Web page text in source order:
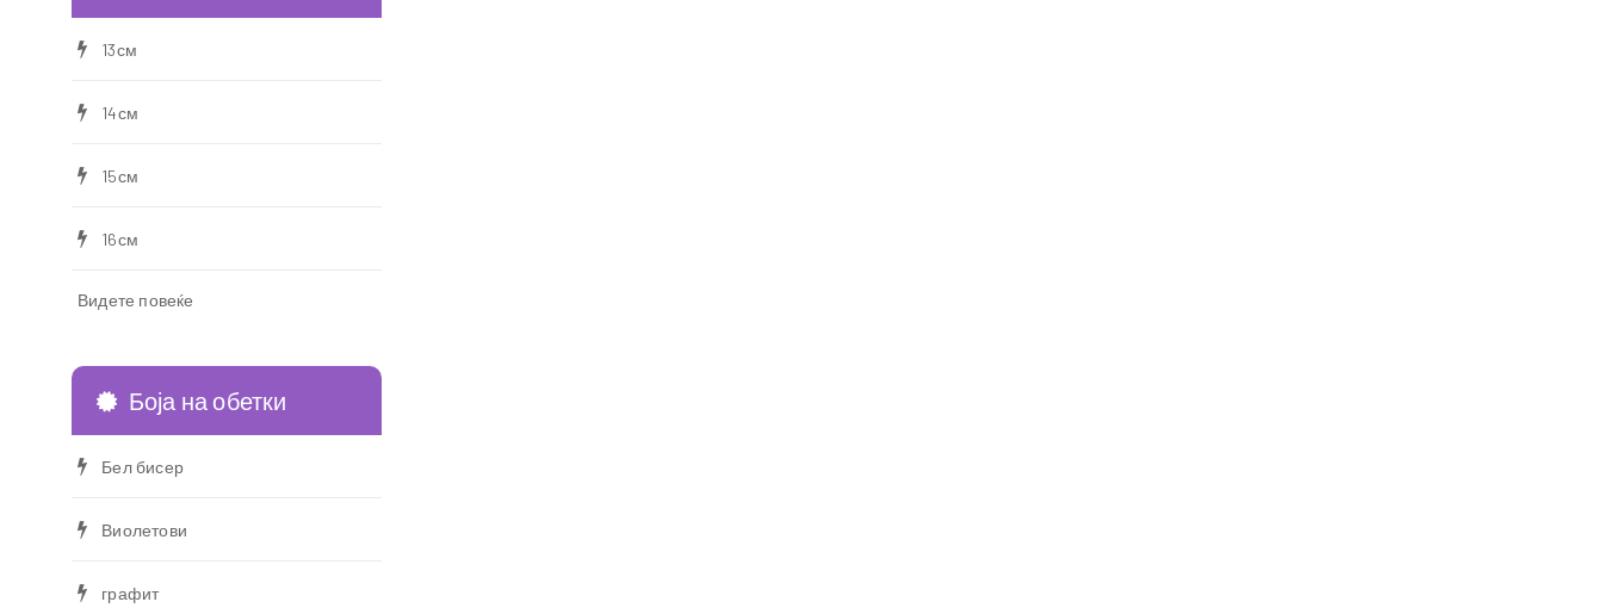
13см
14см
15см
16см
Видете повеќе
Боја на обетки
Бел бисер
Виолетови
графит